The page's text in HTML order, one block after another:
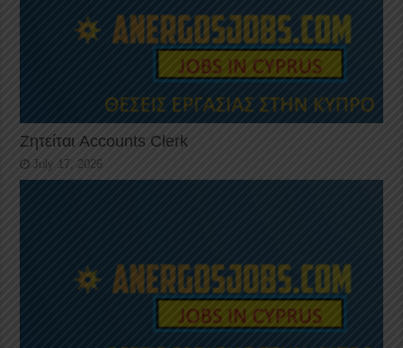
Ζητείται Accounts Clerk
July 17, 2026